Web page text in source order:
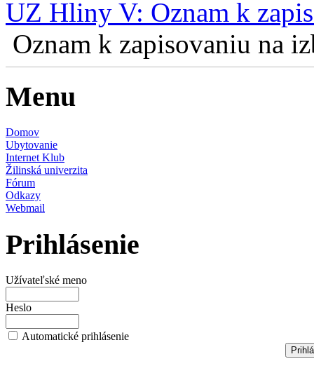
UZ Hliny V: Oznam k
Oznam k zapisovaniu na
Menu
Domov
Ubytovanie
Internet Klub
Žilinská univerzita
Fórum
Odkazy
Webmail
Prihlásenie
Užívateľské meno
Heslo
Automatické prihlásenie